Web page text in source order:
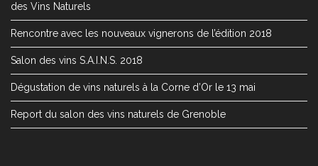
des Vins Naturels
Rencontre avec les nouveaux vignerons de l’édition 2018
Salon des vins S.A.I.N.S. 2018
Dégustation de vins naturels à la Corne d’Or le 13 mai
Report du salon des vins naturels de Grenoble